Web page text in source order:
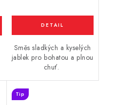
Směs sladkých a kyselých
jablek pro bohatou a plnou
chuť.
Tip